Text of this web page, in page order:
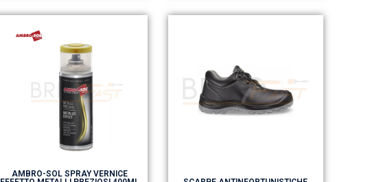
AMBRO-SOL SPRAY VERNICE